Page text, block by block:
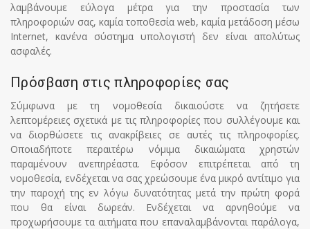
λαμβάνουμε εύλογα μέτρα για την προστασία των
πληροφοριών σας, καμία τοποθεσία web, καμία μετάδοση μέσω
Internet, κανένα σύστημα υπολογιστή δεν είναι απολύτως
ασφαλές.
Πρόσβαση στις πληροφορίες σας
Σύμφωνα με τη νομοθεσία δικαιούστε να ζητήσετε
λεπτομέρειες σχετικά με τις πληροφορίες που συλλέγουμε και
να διορθώσετε τις ανακρίβειες σε αυτές τις πληροφορίες.
Οποιαδήποτε περαιτέρω νόμιμα δικαιώματα χρηστών
παραμένουν ανεπηρέαστα. Εφόσον επιτρέπεται από τη
νομοθεσία, ενδέχεται να σας χρεώσουμε ένα μικρό αντίτιμο για
την παροχή της εν λόγω δυνατότητας μετά την πρώτη φορά
που θα είναι δωρεάν. Ενδέχεται να αρνηθούμε να
προχωρήσουμε τα αιτήματα που επαναλαμβάνονται παράλογα,